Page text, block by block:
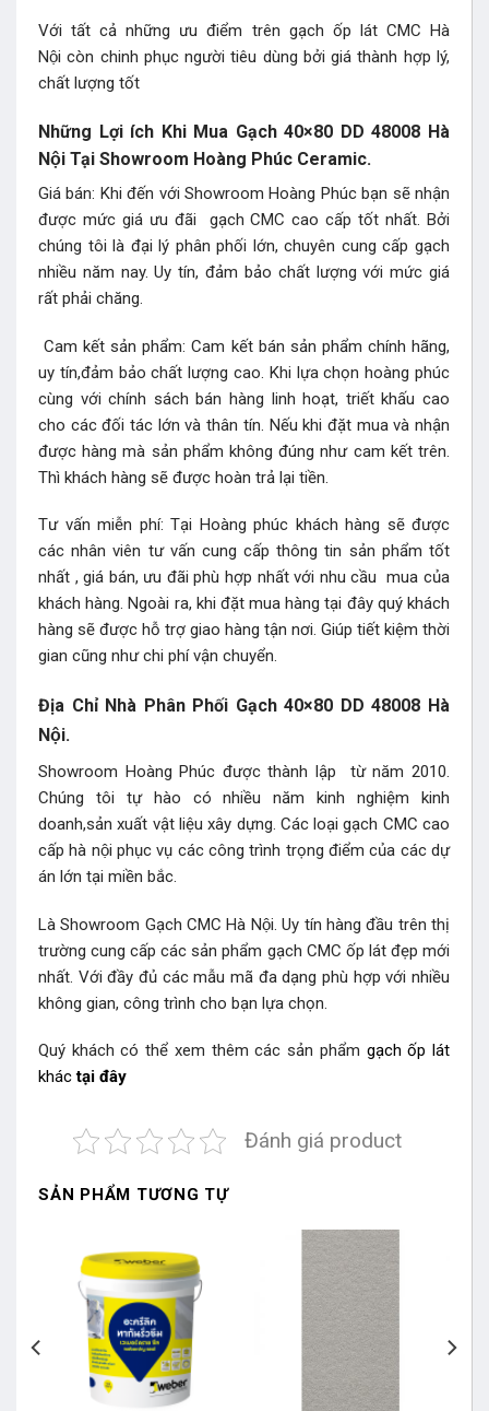
Với tất cả những ưu điểm trên gạch ốp lát CMC Hà
Nội còn chinh phục người tiêu dùng bởi giá thành hợp lý,
chất lượng tốt
Những Lợi ích Khi Mua Gạch 40×80 DD 48008 Hà
Nội Tại Showroom Hoàng Phúc Ceramic.
Giá bán: Khi đến với Showroom Hoàng Phúc bạn sẽ nhận
được mức giá ưu đãi gạch CMC cao cấp tốt nhất. Bởi
chúng tôi là đại lý phân phối lớn, chuyên cung cấp gạch
nhiều năm nay. Uy tín, đảm bảo chất lượng với mức giá
rất phải chăng.
Cam kết sản phẩm: Cam kết bán sản phẩm chính hãng,
uy tín,đảm bảo chất lượng cao. Khi lựa chọn hoàng phúc
cùng với chính sách bán hàng linh hoạt, triết khấu cao
cho các đối tác lớn và thân tín. Nếu khi đặt mua và nhận
được hàng mà sản phẩm không đúng như cam kết trên.
Thì khách hàng sẽ được hoàn trả lại tiền.
Tư vấn miễn phí: Tại Hoàng phúc khách hàng sẽ được
các nhân viên tư vấn cung cấp thông tin sản phẩm tốt
nhất , giá bán, ưu đãi phù hợp nhất với nhu cầu mua của
khách hàng. Ngoài ra, khi đặt mua hàng tại đây quý khách
hàng sẽ được hỗ trợ giao hàng tận nơi. Giúp tiết kiệm thời
gian cũng như chi phí vận chuyển.
Địa Chỉ Nhà Phân Phối Gạch 40×80 DD 48008 Hà
Nội.
Showroom Hoàng Phúc được thành lập từ năm 2010.
Chúng tôi tự hào có nhiều năm kinh nghiệm kinh
doanh,sản xuất vật liệu xây dựng. Các loại gạch CMC cao
cấp hà nội phục vụ các công trình trọng điểm của các dự
án lớn tại miền bắc.
Là Showroom Gạch CMC Hà Nội. Uy tín hàng đầu trên thị
trường cung cấp các sản phẩm gạch CMC ốp lát đẹp mới
nhất. Với đầy đủ các mẫu mã đa dạng phù hợp với nhiều
không gian, công trình cho bạn lựa chọn.
Quý khách có thể xem thêm các sản phẩm gạch ốp lát
khác tại đây
Đánh giá product
SẢN PHẨM TƯƠNG TỰ